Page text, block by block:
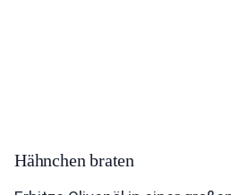
Hähnchen braten